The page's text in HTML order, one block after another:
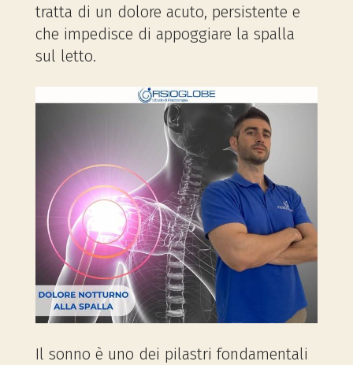
tratta di un dolore acuto, persistente e
che impedisce di appoggiare la spalla
sul letto.
Il sonno è uno dei pilastri fondamentali